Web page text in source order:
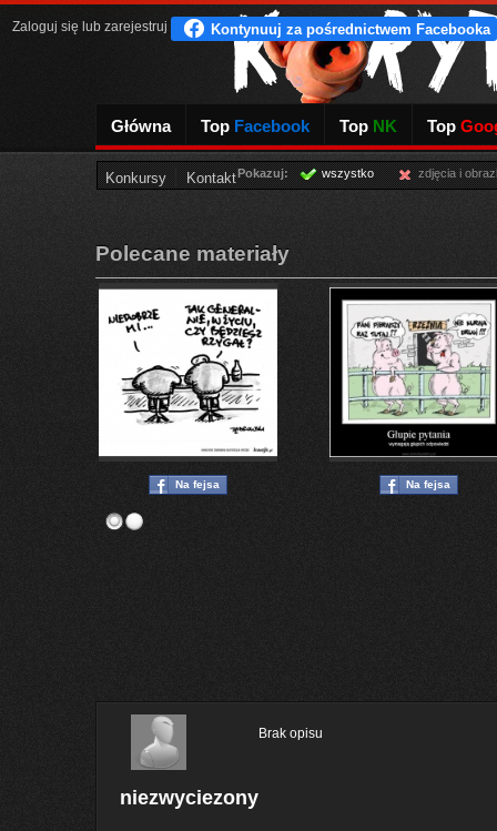
Główna Top Facebook Top NK Top
Konkursy Kontakt
Zaloguj się lub zarejestruj
Pokazuj: wszystko zdjęcia i
Polecane materiały
Na fejsa Na fejsa
niezwyciezony
Brak opisu